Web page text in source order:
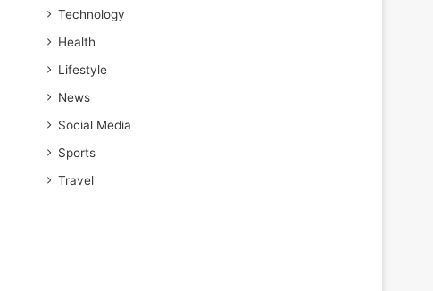
Technology
Health
Lifestyle
News
Social Media
Sports
Travel